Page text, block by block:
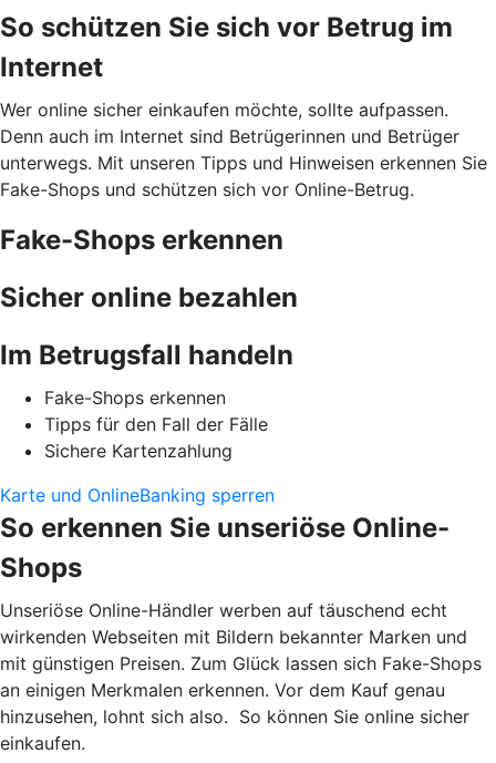
So schützen Sie sich vor Betrug im
Internet
Wer online sicher einkaufen möchte, sollte aufpassen.
Denn auch im Internet sind Betrügerinnen und Betrüger
unterwegs. Mit unseren Tipps und Hinweisen erkennen Sie
Fake-Shops und schützen sich vor Online-Betrug.
Fake-Shops erkennen
Sicher online bezahlen
Im Betrugsfall handeln
Fake-Shops erkennen
Tipps für den Fall der Fälle
Sichere Kartenzahlung
Karte und OnlineBanking sperren
So erkennen Sie unseriöse Online-
Shops
Unseriöse Online-Händler werben auf täuschend echt
wirkenden Webseiten mit Bildern bekannter Marken und
mit günstigen Preisen. Zum Glück lassen sich Fake-Shops
an einigen Merkmalen erkennen. Vor dem Kauf genau
hinzusehen, lohnt sich also. So können Sie online sicher
einkaufen.